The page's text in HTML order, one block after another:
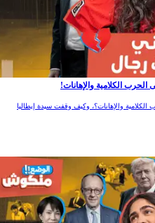
الكلامية والإهانات!
والإهانات؟، وكيف وقفت سيدة إيطاليا